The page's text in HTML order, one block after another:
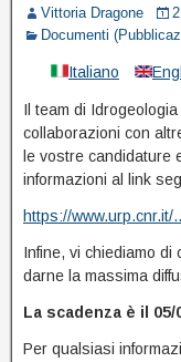
Vittoria Dragone
Documenti
Italiano
Il team di
collaborazioni con
le vostre candidature
informazioni al link
https://
Infine, vi chiediamo
darne la massima
La scadenza è il 05/
Per qualsiasi